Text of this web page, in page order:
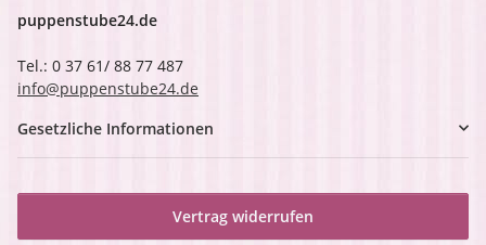
puppenstube24.de
Tel.: 0 37 61/ 88 77 487
info@puppenstube24.de
Gesetzliche Informationen
Vertrag widerrufen